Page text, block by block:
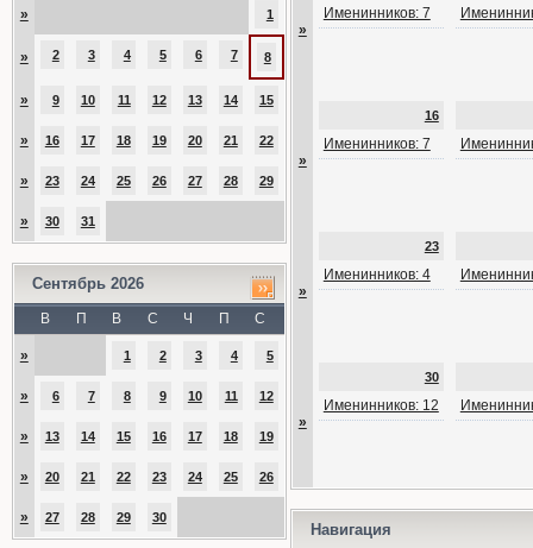
» 1
» 2 3 4 5 6 7 8
» 9 10 11 12 13 14 15
» 16 17 18 19 20 21 22
» 23 24 25 26 27 28 29
» 30 31
Сентябрь 2026
В П В С Ч П С
» 1 2 3 4 5
» 6 7 8 9 10 11 12
» 13 14 15 16 17 18 19
» 20 21 22 23 24 25 26
» 27 28 29 30
»
Именинников: 7
»
16
Именинников: 7
»
23
Именинников: 4
»
30
Именинников: 12
Навигация